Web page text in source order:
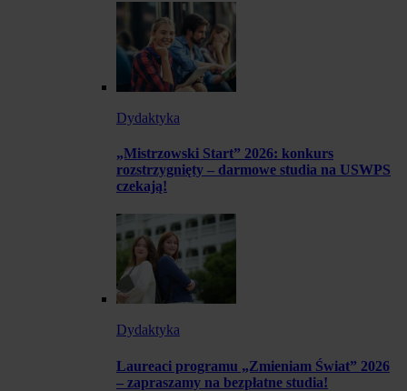
Dydaktyka
„Mistrzowski Start” 2026: konkurs
rozstrzygnięty – darmowe studia na USWPS
czekają!
Dydaktyka
Laureaci programu „Zmieniam Świat” 2026
– zapraszamy na bezpłatne studia!